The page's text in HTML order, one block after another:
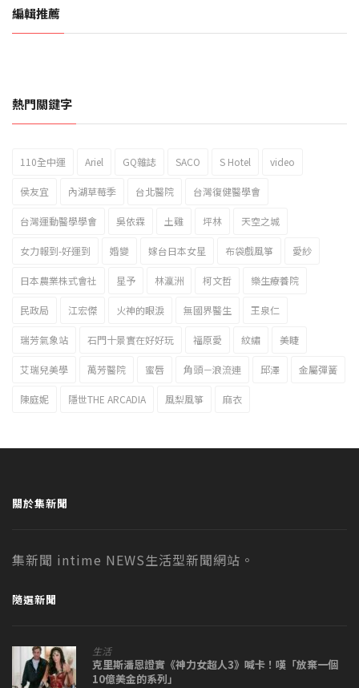
編輯推薦
2023新北市北海岸國際風箏節「風在石起」霸氣回歸
熱門關鍵字
110全中運 Ariel GQ雜誌 SACO S Hotel video
侯友宜 內湖草莓季 台北醫院 台灣復健醫學會
台灣運動醫學學會 吳依霖 土雞 坪林 天空之城
女力報到-好運到 婚變 嫁台日本女星 布袋戲風箏 愛紗
日本農業株式會社 星予 林瀛洲 柯文哲 樂生療養院
民政局 江宏傑 火神的眼淚 無國界醫生 王泉仁
瑞芳氣象站 石門十景實在好好玩 福原愛 紋繡 美睫
艾瑞兒美學 萬芳醫院 蜜唇 角頭－浪流連 邱澤 金屬彈簧
陳庭妮 隱世THE ARCADIA 風梨風箏 麻衣
關於集新聞
集新聞 intime NEWS生活型新聞網站。
隨選新聞
生活
克里斯潘恩證實《神力女超人3》喊卡！嘆「放棄一個
10億美金的系列」